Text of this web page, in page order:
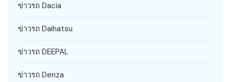
ข่าวรถ Dacia
ข่าวรถ Daihatsu
ข่าวรถ DEEPAL
ข่าวรถ Denza